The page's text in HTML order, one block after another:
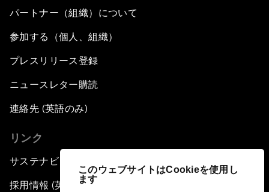
このウェブサイトはCookieを使用し
ます
パートナー（組織）について
参加する（個人、組織）
プレスリリース登録
ニュースレター購読
連絡先 (英語のみ)
リンク
サステナビリティへの取り組み
採用情報 (英語のみ)